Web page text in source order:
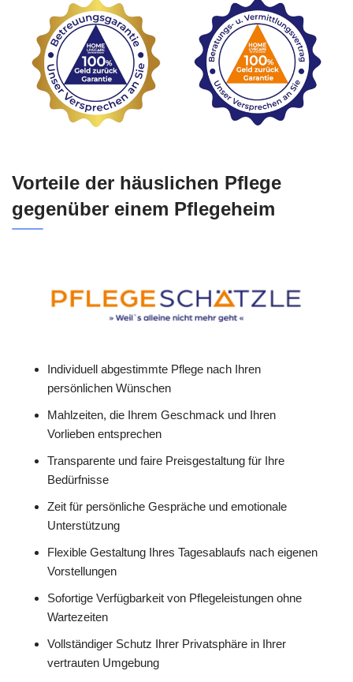
Vorteile der häuslichen Pflege
gegenüber einem Pflegeheim
Individuell abgestimmte Pflege nach Ihren
persönlichen Wünschen
Mahlzeiten, die Ihrem Geschmack und Ihren
Vorlieben entsprechen
Transparente und faire Preisgestaltung für Ihre
Bedürfnisse
Zeit für persönliche Gespräche und emotionale
Unterstützung
Flexible Gestaltung Ihres Tagesablaufs nach eigenen
Vorstellungen
Sofortige Verfügbarkeit von Pflegeleistungen ohne
Wartezeiten
Vollständiger Schutz Ihrer Privatsphäre in Ihrer
vertrauten Umgebung